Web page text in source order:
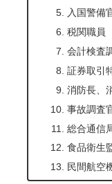
入国警備
税関職員
会計検査
証券取引
消防長、
事故調査
総合通信
食品衛生
民間航空